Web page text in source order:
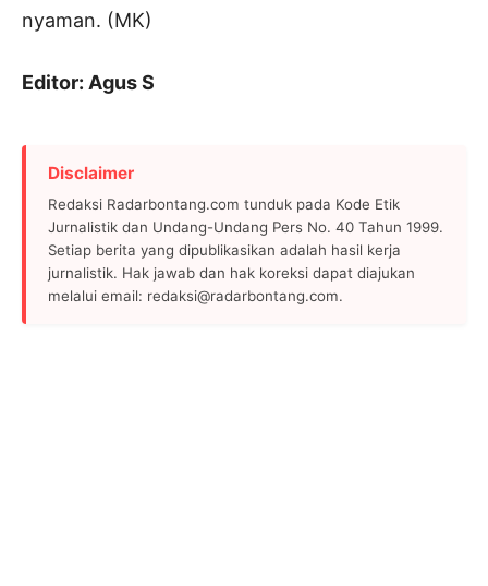
nyaman. (MK)
Editor: Agus S
Disclaimer
Redaksi Radarbontang.com tunduk pada Kode Etik
Jurnalistik dan Undang-Undang Pers No. 40 Tahun 1999.
Setiap berita yang dipublikasikan adalah hasil kerja
jurnalistik. Hak jawab dan hak koreksi dapat diajukan
melalui email: redaksi@radarbontang.com.